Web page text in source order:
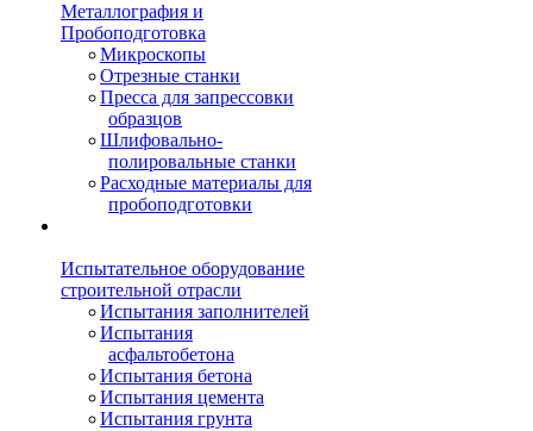
Металлография и
Пробоподготовка
Микроскопы
Отрезные станки
Пресса для запрессовки
образцов
Шлифовально-
полировальные станки
Расходные материалы для
пробоподготовки
Испытательное оборудование
строительной отрасли
Испытания заполнителей
Испытания
асфальтобетона
Испытания бетона
Испытания цемента
Испытания грунта